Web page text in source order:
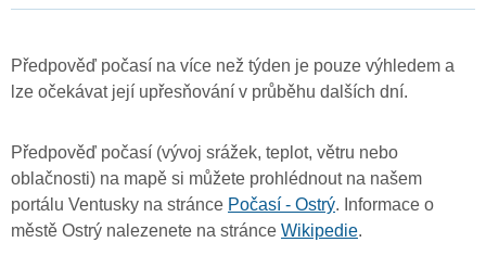
Předpověď počasí na více než týden je pouze výhledem a
lze očekávat její upřesňování v průběhu dalších dní.
Předpověď počasí (vývoj srážek, teplot, větru nebo
oblačnosti) na mapě si můžete prohlédnout na našem
portálu Ventusky na stránce Počasí - Ostrý. Informace o
městě Ostrý nalezenete na stránce Wikipedie.